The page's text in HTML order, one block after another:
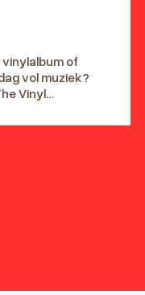
of
vol muziek?
Vinyl